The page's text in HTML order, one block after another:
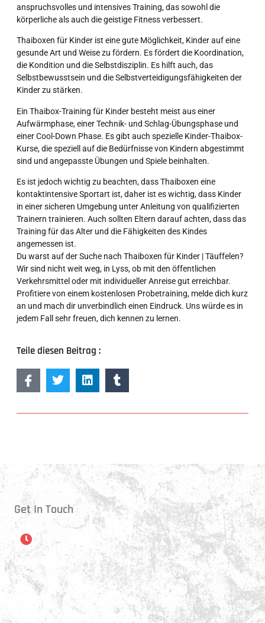
anspruchsvolles und intensives Training, das sowohl die
körperliche als auch die geistige Fitness verbessert.
Thaiboxen für Kinder ist eine gute Möglichkeit, Kinder auf eine
gesunde Art und Weise zu fördern. Es fördert die Koordination,
die Kondition und die Selbstdisziplin. Es hilft auch, das
Selbstbewusstsein und die Selbstverteidigungsfähigkeiten der
Kinder zu stärken.
Ein Thaibox-Training für Kinder besteht meist aus einer
Aufwärmphase, einer Technik- und Schlag-Übungsphase und
einer Cool-Down Phase. Es gibt auch spezielle Kinder-Thaibox-
Kurse, die speziell auf die Bedürfnisse von Kindern abgestimmt
sind und angepasste Übungen und Spiele beinhalten.
Es ist jedoch wichtig zu beachten, dass Thaiboxen eine
kontaktintensive Sportart ist, daher ist es wichtig, dass Kinder
in einer sicheren Umgebung unter Anleitung von qualifizierten
Trainern trainieren. Auch sollten Eltern darauf achten, dass das
Training für das Alter und die Fähigkeiten des Kindes
angemessen ist.
Du warst auf der Suche nach Thaiboxen für Kinder | Täuffelen?
Wir sind nicht weit weg, in Lyss, ob mit den öffentlichen
Verkehrsmittel oder mit individueller Anreise gut erreichbar.
Profitiere von einem kostenlosen Probetraining, melde dich kurz
an und mach dir unverbindlich einen Eindruck. Uns würde es in
jedem Fall sehr freuen, dich kennen zu lernen.
Teile diesen Beitrag :
Get In Touch
Öffnungszeiten
Montag:
17:15 - 21:00 Uhr
Mittwoch:
17:30 - 21:00 Uhr